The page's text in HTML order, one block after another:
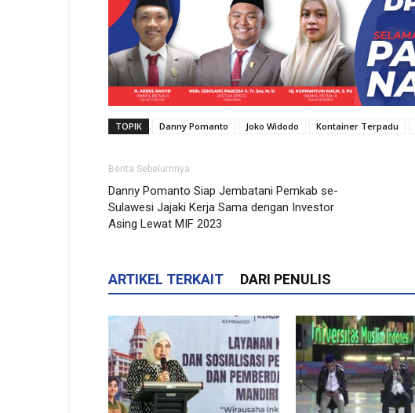
TOPIK Danny Pomanto Joko Widodo Kontainer Terpadu
Berita Sebelumnya
Danny Pomanto Siap Jembatani Pemkab se-
Sulawesi Jajaki Kerja Sama dengan Investor
Asing Lewat MIF 2023
ARTIKEL TERKAIT DARI PENULIS